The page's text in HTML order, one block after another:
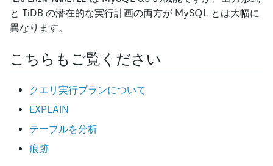
と TiDB の潜在的な実行計画の両方が MySQL とは大幅に
異なります。
こちらもご覧ください
クエリ実行プランについて
EXPLAIN
テーブルを分析
痕跡